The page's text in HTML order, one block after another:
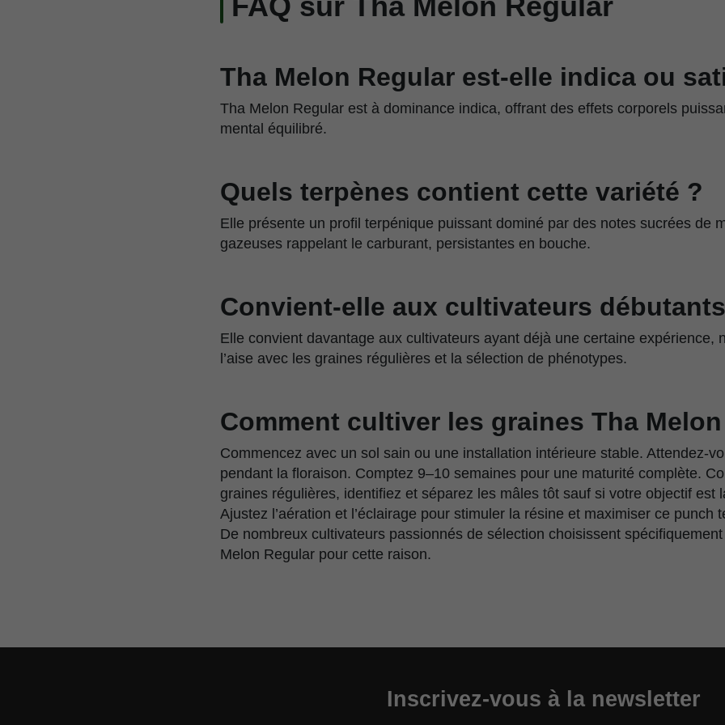
Tha Melon Regular est-elle indica ou
Tha Melon Regular est à dominance indica, offrant des effets corporels
mental équilibré.
Quels terpènes contient cette variété ?
Elle présente un profil terpénique puissant dominé par des notes sucrées de
gazeuses rappelant le carburant, persistantes en bouche.
Convient-elle aux cultivateurs
Elle convient davantage aux cultivateurs ayant déjà une certaine expérience,
l’aise avec les graines régulières et la sélection de phénotypes.
Comment cultiver les graines Tha
Commencez avec un sol sain ou une installation intérieure stable. Attendez-
pendant la floraison. Comptez 9–10 semaines pour une maturité complète.
graines régulières, identifiez et séparez les mâles tôt sauf si votre objectif est
Ajustez l’aération et l’éclairage pour stimuler la résine et maximiser ce punch
De nombreux cultivateurs passionnés de sélection choisissent
Melon Regular pour cette raison.
Inscrivez-vous à la newsletter